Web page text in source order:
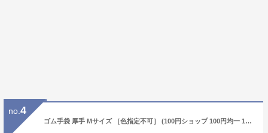
no. 4
ゴム手袋 厚手 Mサイズ ［色指定不可］ (100円ショップ 100円均一 100均一 100均)